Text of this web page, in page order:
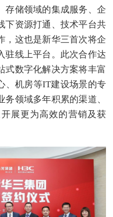
存储领域的集成服务、企
下资源打通、技术平台共
，这也是新华三首次将企
驻线上平台。此次合作达
式数字化解决方案将丰富
、机房等IT建设场景的专
领域多年积累的渠道、
展更为高效的营销及获